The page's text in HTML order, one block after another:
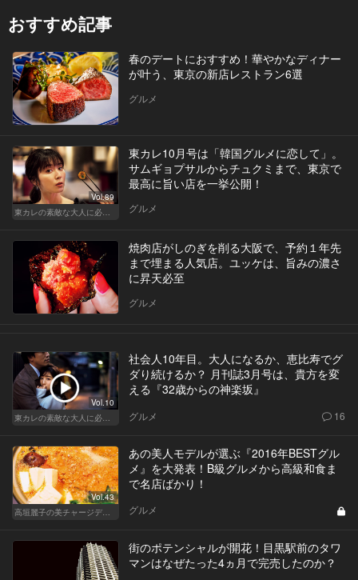
おすすめ記事
春のデートにおすすめ！華やかなディナー
が叶う、東京の新店レストラン6選
グルメ
Vol.89
東カレの素敵な大人に必要なこと
東カレ10月号は「韓国グルメに恋して」。
サムギョプサルからチュクミまで、東京で
最高に旨い店を一挙公開！
グルメ
焼肉店がしのぎを削る大阪で、予約１年先
まで埋まる人気店。ユッケは、旨みの濃さ
に昇天必至
グルメ
Vol.10
東カレの素敵な大人に必要なこと
社会人10年目。大人になるか、恵比寿でグ
ダり続けるか？ 月刊誌3月号は、貴方を変
える『32歳からの神楽坂』
グルメ 16
Vol.43
高垣麗子の美チャージディナー
あの美人モデルが選ぶ『2016年BESTグル
メ』を大発表！B級グルメから高級和食ま
で名店ばかり！
グルメ
街のポテンシャルが開花！目黒駅前のタワ
マンはなぜたった4ヵ月で完売したのか？